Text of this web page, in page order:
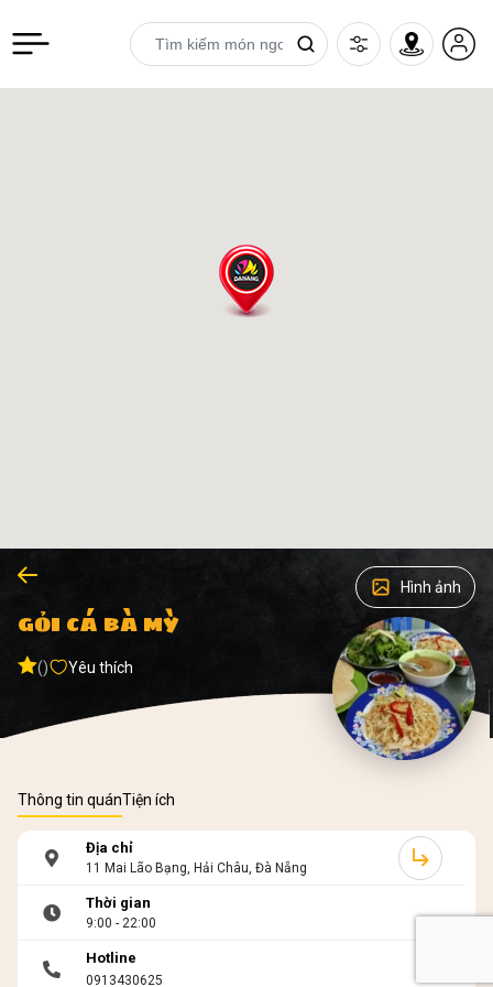
Hình ảnh
GỎI CÁ BÀ MỲ
() Yêu thích
Thông tin quánTiện ích
Địa chỉ
11 Mai Lão Bạng, Hải Châu, Đà Nẵng
Thời gian
9:00 - 22:00
Hotline
0913430625